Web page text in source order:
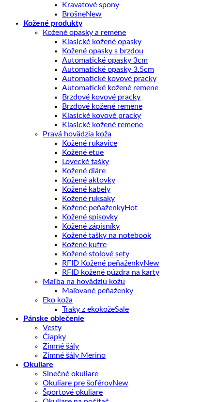
Kravatové spony
Brošne
Kožené produkty
Kožené opasky a remene
Klasické kožené opasky
Kožené opasky s brzdou
Automatické opasky 3cm
Automatické opasky 3.5cm
Automatické kovové pracky
Automatické kožené remene
Brzdové kovové pracky
Brzdové kožené remene
Klasické kovové pracky
Klasické kožené remene
Pravá hovädzia koža
Kožené rukavice
Kožené etue
Lovecké tašky
Kožené diáre
Kožené aktovky
Kožené kabely
Kožené ruksaky
Kožené peňaženky
Kožené spisovky
Kožené zápisníky
Kožené tašky na notebook
Kožené kufre
Kožené stolové sety
RFID Kožené peňaženky
RFID kožené púzdra na karty
Maľba na hovädziu kožu
Maľované peňaženky
Eko koža
Traky z ekokože
Pánske oblečenie
Vesty
Čiapky
Zimné šály
Zimné šály Merino
Okuliare
Slnečné okuliare
Okuliare pre šoférov
Športové okuliare